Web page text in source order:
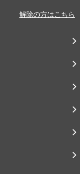
解除の方はこちら